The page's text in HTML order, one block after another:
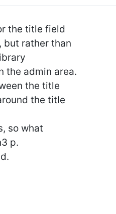
the title field
but rather than
the admin area.
the title
the title
so what
p.